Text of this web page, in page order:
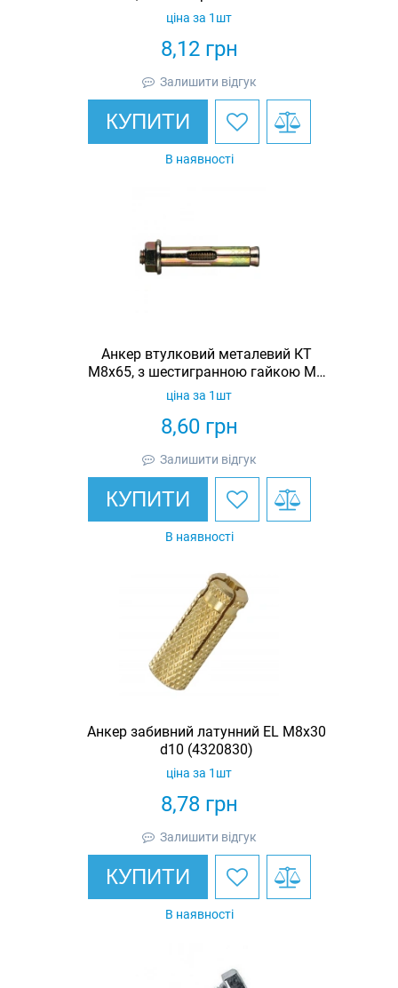
(4370860)
8,12грн
ціна за 1шт
Залишити відгук
КУПИТИ
В наявності
Анкер втулковий металевий КТ
М8х65, з шестигранною гайкою М6
(4370660)
8,60грн
ціна за 1шт
Залишити відгук
КУПИТИ
В наявності
Анкер забивний латунний EL M8х30
d10 (4320830)
8,78грн
ціна за 1шт
Залишити відгук
КУПИТИ
В наявності